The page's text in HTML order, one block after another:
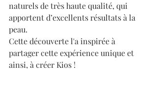
naturels de très haute qualité, qui
apportent d’excellents résultats à la
peau.
Cette découverte l'a inspirée à
partager cette expérience unique et
ainsi, à créer Kios !